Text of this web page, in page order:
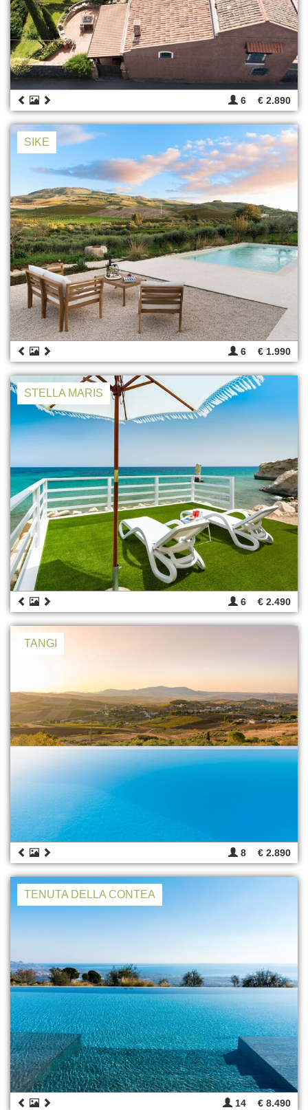
6 € 2.890
SIKE
6 € 1.990
STELLA MARIS
6 € 2.490
TANGI
8 € 2.890
TENUTA DELLA CONTEA
14 € 8.490